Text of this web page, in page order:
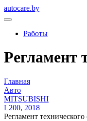
autocare.by
Работы
Регламент
Главная
Авто
MITSUBISHI
L200, 2018
Регламент